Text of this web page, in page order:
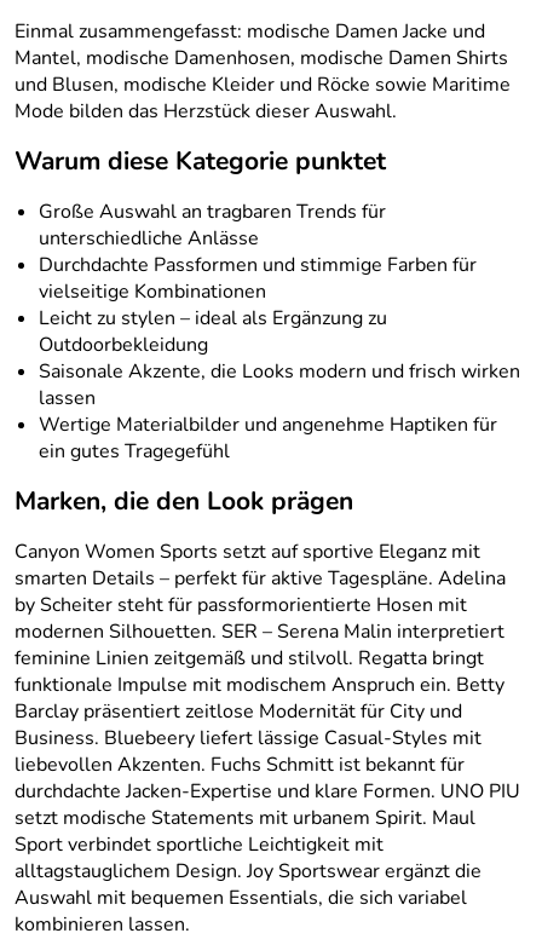
Einmal zusammengefasst: modische Damen Jacke und
Mantel, modische Damenhosen, modische Damen Shirts
und Blusen, modische Kleider und Röcke sowie Maritime
Mode bilden das Herzstück dieser Auswahl.
Warum diese Kategorie punktet
Große Auswahl an tragbaren Trends für
unterschiedliche Anlässe
Durchdachte Passformen und stimmige Farben für
vielseitige Kombinationen
Leicht zu stylen – ideal als Ergänzung zu
Outdoorbekleidung
Saisonale Akzente, die Looks modern und frisch wirken
lassen
Wertige Materialbilder und angenehme Haptiken für
ein gutes Tragegefühl
Marken, die den Look prägen
Canyon Women Sports setzt auf sportive Eleganz mit
smarten Details – perfekt für aktive Tagespläne. Adelina
by Scheiter steht für passformorientierte Hosen mit
modernen Silhouetten. SER – Serena Malin interpretiert
feminine Linien zeitgemäß und stilvoll. Regatta bringt
funktionale Impulse mit modischem Anspruch ein. Betty
Barclay präsentiert zeitlose Modernität für City und
Business. Bluebeery liefert lässige Casual-Styles mit
liebevollen Akzenten. Fuchs Schmitt ist bekannt für
durchdachte Jacken-Expertise und klare Formen. UNO PIU
setzt modische Statements mit urbanem Spirit. Maul
Sport verbindet sportliche Leichtigkeit mit
alltagstauglichem Design. Joy Sportswear ergänzt die
Auswahl mit bequemen Essentials, die sich variabel
kombinieren lassen.